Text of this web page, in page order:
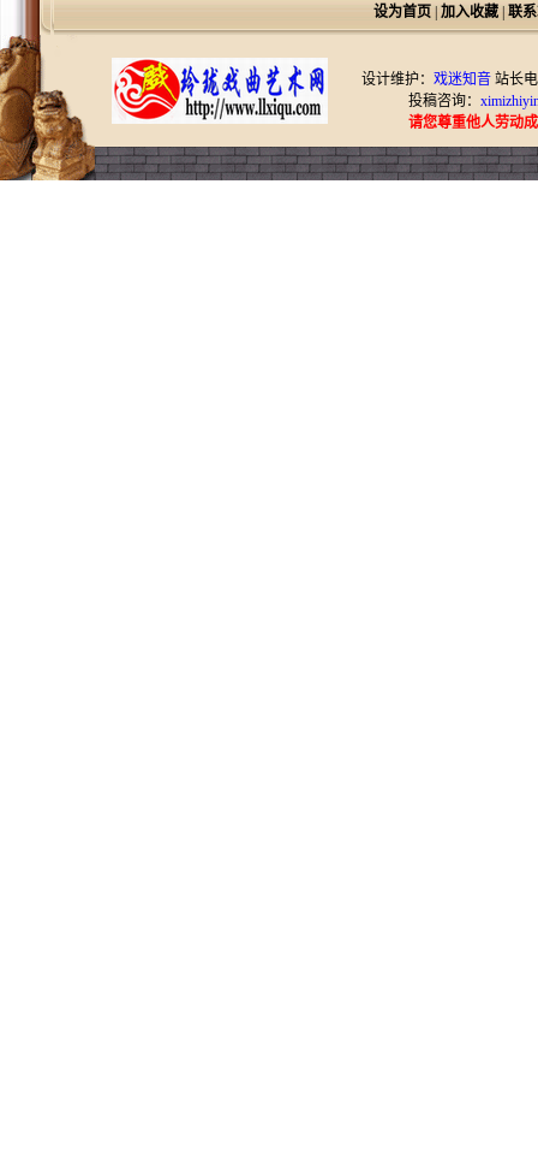
设为首页 加入收藏 联
设计维护： 戏迷知音站长
投稿咨询：
请您尊重他人劳动